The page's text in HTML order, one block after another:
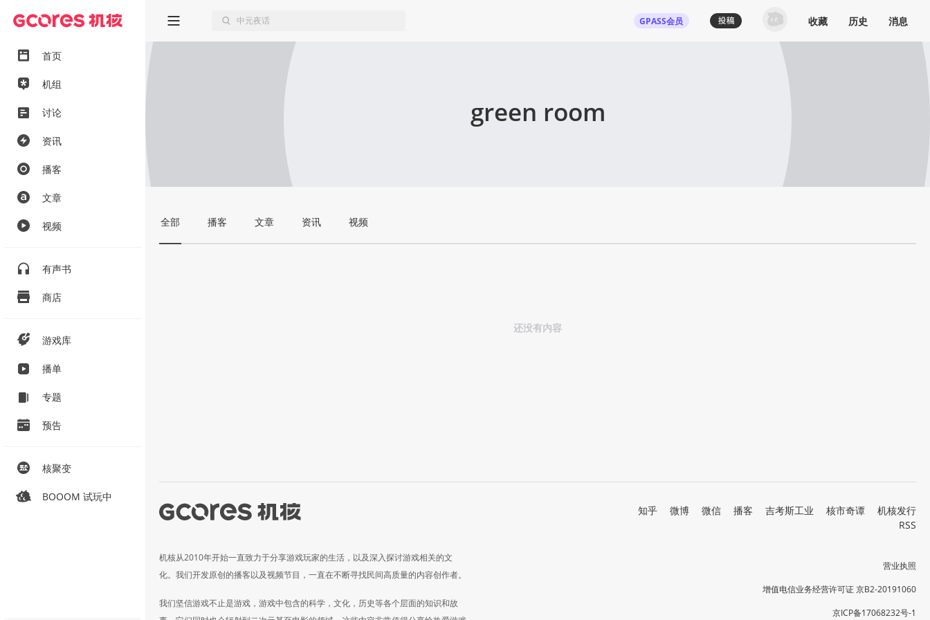
首页
机组
讨论
资讯
播客
文章
视频
有声书
商店
游戏库
播单
专题
预告
核聚变
BOOOM 试玩中
GPASS会员 收藏 历史 消息
green room
全部 播客 文章 资讯 视频
还没有内容
机核从2010年开始一直致力于分享游戏玩家的生活，以及深入探讨游戏相关的文
化。我们开发原创的播客以及视频节目，一直在不断寻找民间高质量的内容创作者。
我们坚信游戏不止是游戏，游戏中包含的科学，文化，历史等各个层面的知识和故
知乎 微博 微信 播客 吉考斯工业 核市奇谭
机核发行
RSS
营业执照
增值电信业务经营许可证 京B2-20191060
京ICP备17068232号-1